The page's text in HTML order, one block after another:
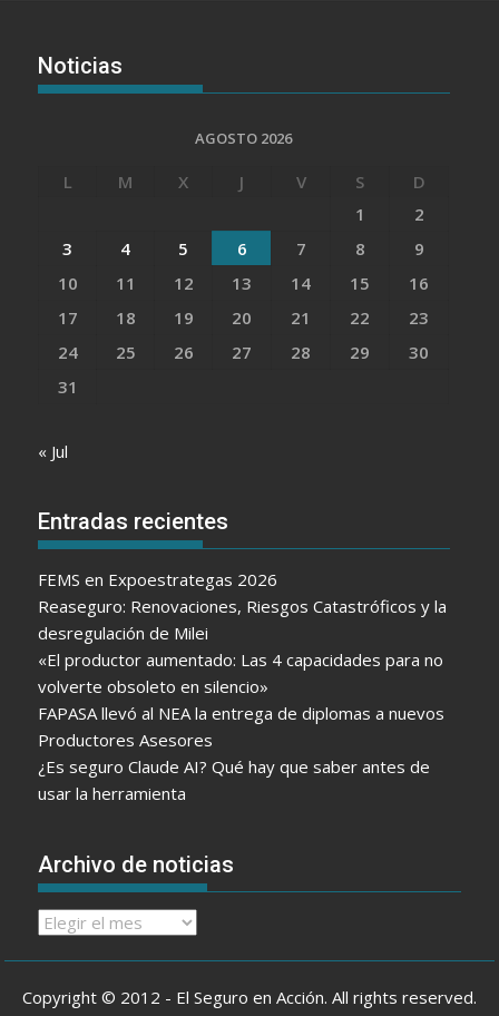
Noticias
AGOSTO 2026
L M X J V S
D
1
2
3
4 5 6 7 8
9
10
11 12 13 14 15
16
17
18 19 20 21 22
23
24
25 26 27 28 29
30
31
« Jul
Entradas recientes
FEMS en Expoestrategas 2026
Reaseguro: Renovaciones, Riesgos Catastróficos y la
desregulación de Milei
«El productor aumentado: Las 4 capacidades para no
volverte obsoleto en silencio»
FAPASA llevó al NEA la entrega de diplomas a nuevos
Productores Asesores
¿Es seguro Claude AI? Qué hay que saber antes de
usar la herramienta
Archivo de noticias
Archivo
Copyright © 2012 - El Seguro en Acción. All rights reserved.